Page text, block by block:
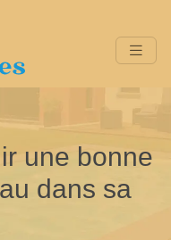
une bonne
dans sa